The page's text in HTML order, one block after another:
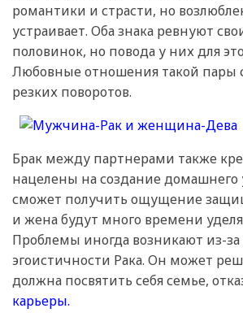
романтики и страсти, но
устраивает. Оба знака ревнуют
половинок, но повода у них для
Любовные отношения такой пары
резких поворотов.
Брак между партнерами также
нацелены на создание
сможет получить ощущение
и жена будут много времени
Проблемы иногда возникают из-
эгоистичности Рака. Он может
должна посвятить себя семье,
карьеры.